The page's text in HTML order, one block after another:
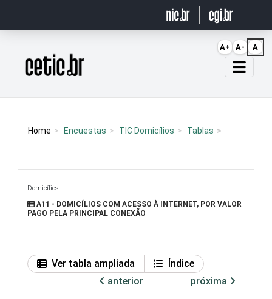
Página inicial
Home Encuestas TIC Domicílios Tablas
Domicílios
A11 - DOMICÍLIOS COM ACESSO À INTERNET, POR VALOR
PAGO PELA PRINCIPAL CONEXÃO
Ver tabla ampliada
Índice
anterior
próxima
A+ A- A